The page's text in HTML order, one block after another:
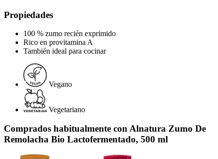
Propiedades
100 % zumo recién exprimido
Rico en provitamina A
También ideal para cocinar
Vegano
Vegetariano
Comprados habitualmente con Alnatura Zumo De
Remolacha Bio Lactofermentado, 500 ml